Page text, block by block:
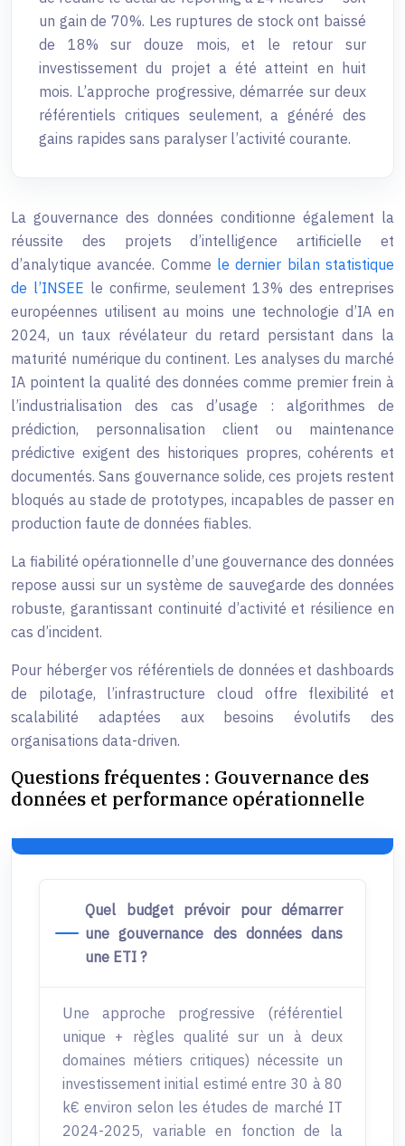
un gain de 70%. Les ruptures de stock ont baissé
de 18% sur douze mois, et le retour sur
investissement du projet a été atteint en huit
mois. L’approche progressive, démarrée sur deux
référentiels critiques seulement, a généré des
gains rapides sans paralyser l’activité courante.
La gouvernance des données conditionne également la
réussite des projets d’intelligence artificielle et
d’analytique avancée. Comme le dernier bilan statistique
de l’INSEE le confirme, seulement 13% des entreprises
européennes utilisent au moins une technologie d’IA en
2024, un taux révélateur du retard persistant dans la
maturité numérique du continent. Les analyses du marché
IA pointent la qualité des données comme premier frein à
l’industrialisation des cas d’usage : algorithmes de
prédiction, personnalisation client ou maintenance
prédictive exigent des historiques propres, cohérents et
documentés. Sans gouvernance solide, ces projets restent
bloqués au stade de prototypes, incapables de passer en
production faute de données fiables.
La fiabilité opérationnelle d’une gouvernance des données
repose aussi sur un système de sauvegarde des données
robuste, garantissant continuité d’activité et résilience en
cas d’incident.
Pour héberger vos référentiels de données et dashboards
de pilotage, l’infrastructure cloud offre flexibilité et
scalabilité adaptées aux besoins évolutifs des
organisations data-driven.
Questions fréquentes : Gouvernance des
données et performance opérationnelle
Quel budget prévoir pour démarrer
une gouvernance des données dans
une ETI ?
Une approche progressive (référentiel
unique + règles qualité sur un à deux
domaines métiers critiques) nécessite un
investissement initial estimé entre 30 à 80
k€ environ selon les études de marché IT
2024-2025, variable en fonction de la